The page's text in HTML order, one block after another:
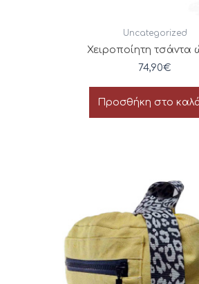
Uncategorized
Χειροποίητη τσάντα
74,90€
Προσθήκη στο